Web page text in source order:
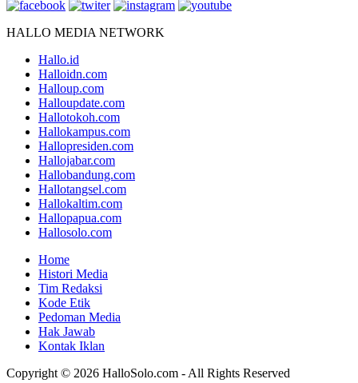
HALLO MEDIA NETWORK
Hallo.id
Halloidn.com
Halloup.com
Halloupdate.com
Hallotokoh.com
Hallokampus.com
Hallopresiden.com
Hallojabar.com
Hallobandung.com
Hallotangsel.com
Hallokaltim.com
Hallopapua.com
Hallosolo.com
Home
Histori Media
Tim Redaksi
Kode Etik
Pedoman Media
Hak Jawab
Kontak Iklan
Copyright © 2026 HalloSolo.com - All Rights Reserved